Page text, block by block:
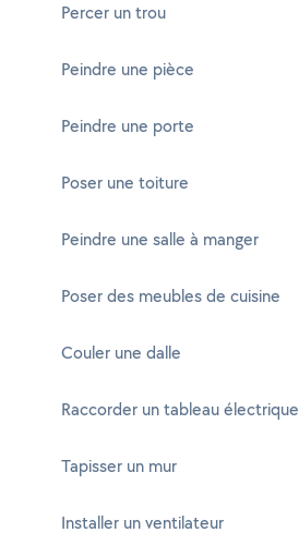
Percer un trou
Peindre une pièce
Peindre une porte
Poser une toiture
Peindre une salle à manger
Poser des meubles de cuisine
Couler une dalle
Raccorder un tableau électrique
Tapisser un mur
Installer un ventilateur